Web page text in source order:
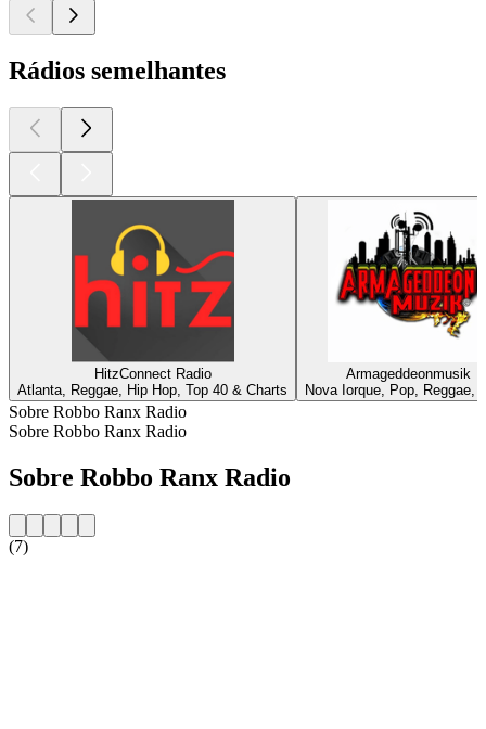
Rádios semelhantes
HitzConnect Radio
Atlanta, Reggae, Hip Hop, Top 40 & Charts
Armageddeonmusik
Nova Iorque, Pop, Reggae,
Sobre Robbo Ranx Radio
Sobre Robbo Ranx Radio
Sobre Robbo Ranx Radio
(7)